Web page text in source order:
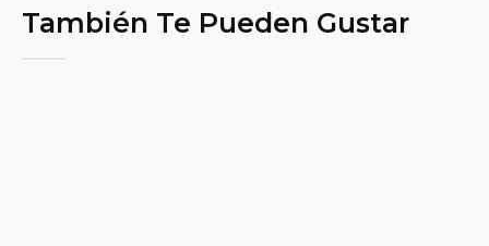
También Te Pueden Gustar